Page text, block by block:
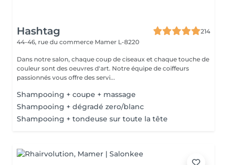
Hashtag
214
44-46, rue du commerce Mamer L-8220
Dans notre salon, chaque coup de ciseaux et chaque touche de
couleur sont des oeuvres d'art. Notre équipe de coiffeurs
passionnés vous offre des servi...
Shampooing + coupe + massage
Shampooing + dégradé zero/blanc
Shampooing + tondeuse sur toute la tête